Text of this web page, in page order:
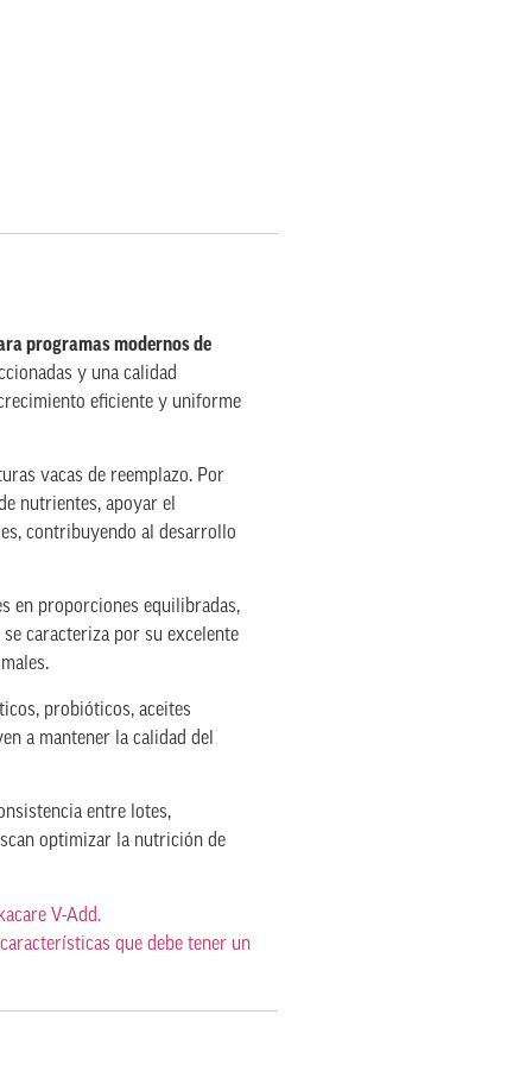
programas modernos de
y una calidad
eficiente y uniforme
vacas de reemplazo. Por
nutrientes, apoyar el
contribuyendo al desarrollo
en proporciones equilibradas,
caracteriza por su excelente
probióticos, aceites
a mantener la calidad del
entre lotes,
optimizar la nutrición de
V-Add.
que debe tener un